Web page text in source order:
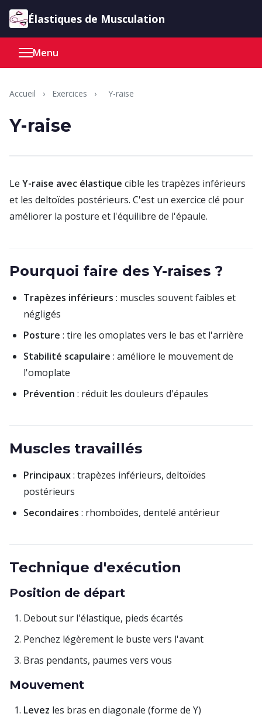
Aller au contenu
Élastiques de Musculation
Menu
Accueil › Exercices › Y-raise
Y-raise
Le Y-raise avec élastique cible les trapèzes inférieurs
et les deltoïdes postérieurs. C'est un exercice clé pour
améliorer la posture et l'équilibre de l'épaule.
Pourquoi faire des Y-raises ?
Trapèzes inférieurs : muscles souvent faibles et
négligés
Posture : tire les omoplates vers le bas et l'arrière
Stabilité scapulaire : améliore le mouvement de
l'omoplate
Prévention : réduit les douleurs d'épaules
Muscles travaillés
Principaux: trapèzes inférieurs, deltoïdes
postérieurs
Secondaires : rhomboïdes, dentelé antérieur
Technique d'exécution
Position de départ
Debout sur l'élastique, pieds écartés
Penchez légèrement le buste vers l'avant
Bras pendants, paumes vers vous
Mouvement
Levez les bras en diagonale (forme de Y)